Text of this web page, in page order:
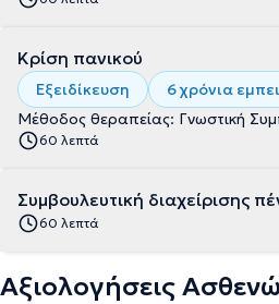
Κρίση πανικού
Εξειδίκευση
6 χρόνια
Μέθοδος θεραπείας: Γνωστική
60 λεπτά
Συμβουλευτική διαχείρισης
60 λεπτά
Αξιολογήσεις